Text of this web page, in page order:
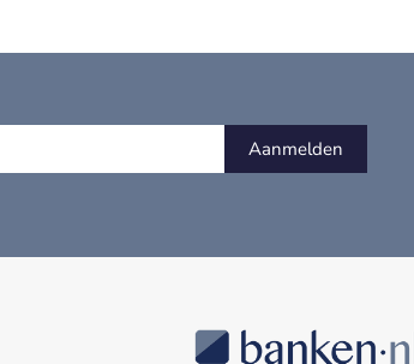
Aanmelden